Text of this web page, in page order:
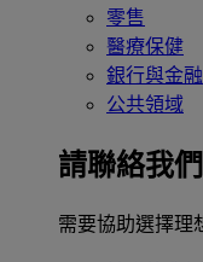
零售
醫療保健
銀行與金融
公共領域
請聯絡我
需要協助選擇理